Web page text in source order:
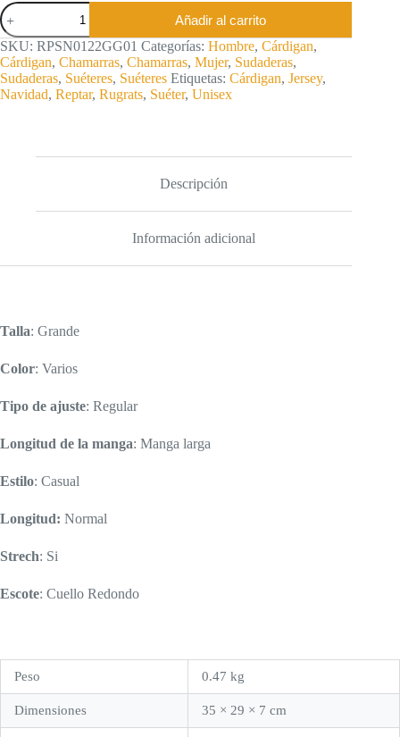
Suéter
Unisex
de
Reptar
cantidad
Añadir al carrito
SKU: RPSN0122GG01 Categorías: Hombre, Cárdigan,
Cárdigan, Chamarras, Chamarras, Mujer, Sudaderas,
Sudaderas, Suéteres, Suéteres Etiquetas: Cárdigan, Jersey,
Navidad, Reptar, Rugrats, Suéter, Unisex
Descripción
Información adicional
Talla: Grande
Color: Varios
Tipo de ajuste: Regular
Longitud de la manga: Manga larga
Estilo: Casual
Longitud: Normal
Strech: Si
Escote: Cuello Redondo
Peso 0.47 kg
Dimensiones 35 × 29 × 7 cm